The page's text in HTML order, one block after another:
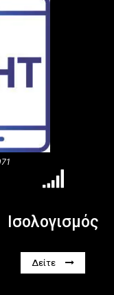
Ισολογισμός
Δείτε